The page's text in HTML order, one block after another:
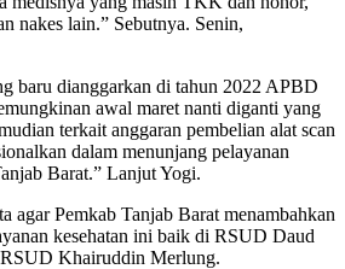
nakes lain.” Sebutnya. Senin,
baru dianggarkan di tahun 2022 APBD
awal maret nanti diganti yang
terkait anggaran pembelian alat scan
dalam menunjang pelayanan
Barat.” Lanjut Yogi.
agar Pemkab Tanjab Barat menambahkan
kesehatan ini baik di RSUD Daud
Khairuddin Merlung.